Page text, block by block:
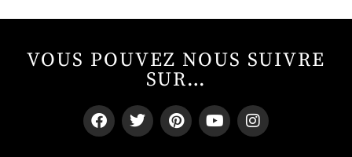
VOUS POUVEZ NOUS SUIVRE
SUR…